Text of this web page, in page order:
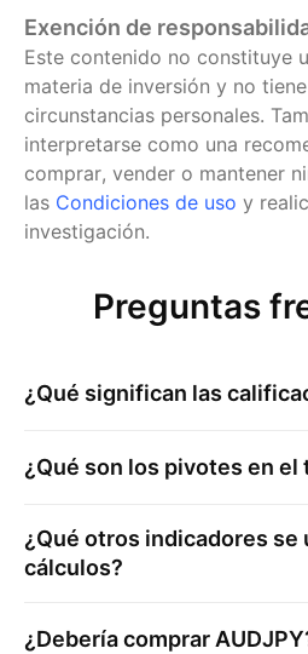
Exención de
Este contenido no constituye
materia de inversión y no
circunstancias personales.
interpretarse como una
comprar, vender o mantener
las Condiciones de uso y
investigación.
Preguntas
¿Qué significan las
¿Qué son los pivotes en el
¿Qué otros indicadores se
cálculos?
¿Debería comprar AUDJPY